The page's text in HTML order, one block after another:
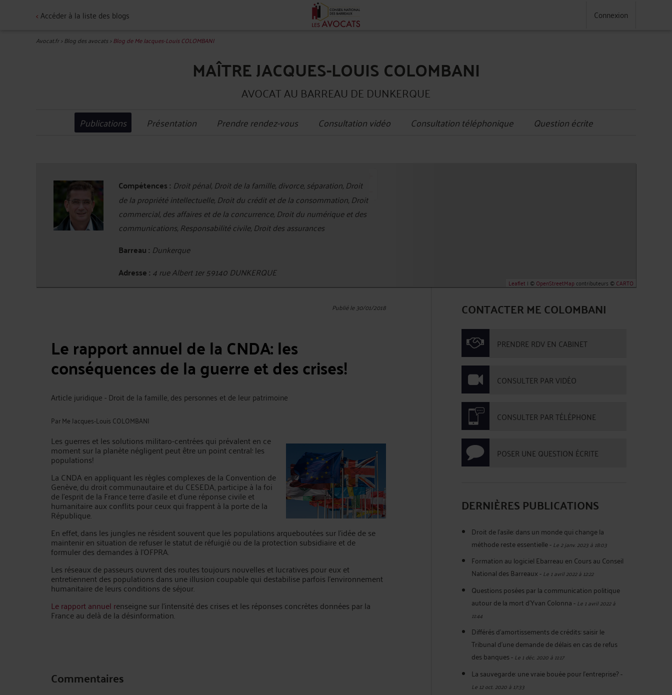
<Accéder à la liste des blogs Connexion
Avocat.fr>Blog des avocats>Blog de Me Jacques-Louis COLOMBANI
MAÎTRE JACQUES-LOUIS COLOMBANI
AVOCAT AU BARREAU DE DUNKERQUE
Publications Présentation Prendre rendez-vous Consultation vidéo Consultation téléphonique Question écrite
Compétences : Droit pénal, Droit de la famille, divorce, séparation, Droit
de la propriété intellectuelle, Droit du crédit et de la consommation, Droit
commercial, des affaires et de la concurrence, Droit du numérique et des
communications, Responsabilité civile, Droit des assurances
Barreau : Dunkerque
Adresse : 4 rue Albert 1er 59140 DUNKERQUE
Leaflet | ©OpenStreetMapcontributeurs ©CARTO
Publié le 30/01/2018
Le rapport annuel de la CNDA: les
conséquences de la guerre et des crises!
Article juridique - Droit de la famille, des personnes et de leur patrimoine
ParMe Jacques-Louis COLOMBANI
Les guerres et les solutions militaro-centrées qui prévalent en ce
moment sur la planète négligent peut être un point central: les
populations!
La CNDA en appliquant les règles complexes de la Convention de
Genève, du droit communautaire et du CESEDA, participe à la foi
de l'esprit de la France terre d'asile et d'une réponse civile et
humanitaire aux conflits pour ceux qui frappent à la porte de la
République.
En effet, dans les jungles ne résident souvent que les populations arqueboutées sur l'idée de se
maintenir en situation de refuser le statut de réfuigié ou de la protection subsidiaire et de
formuler des demandes à l'OFPRA.
Les réseaux de passeurs ouvrent des routes toujours nouvelles et lucratives pour eux et
entretiennent des populations dans une illusion coupable qui destabilise parfois l'environnement
humanitaire de leurs conditions de séjour.
Le rapport annuel renseigne sur l'intensité des crises et les réponses concrètes données par la
France au delà de la désinformation.
Commentaires
CONTACTER ME COLOMBANI
PRENDRE RDV EN CABINET
CONSULTER PAR VIDÉO
CONSULTER PAR TÉLÉPHONE
POSER UNE QUESTION ÉCRITE
DERNIÈRES PUBLICATIONS
Droit de l'asile: dans un monde qui change la
méthode reste essentielle-Le 2 janv. 2023 à 18:03
Formation au logiciel Ebarreau en Cours au Conseil
National des Barreaux-Le 1 avril 2022 à 12:22
Questions posées par la communication politique
autour de la mort d'Yvan Colonna-Le 1 avril 2022 à
11:44
Différés d'amortissements de crédits: saisir le
Tribunal d'une demande de délais en cas de refus
des banques-Le 1 déc. 2020 à 11:17
La sauvegarde: une vraie bouée pour l'entreprise?-
Le 12 oct. 2020 à 17:33